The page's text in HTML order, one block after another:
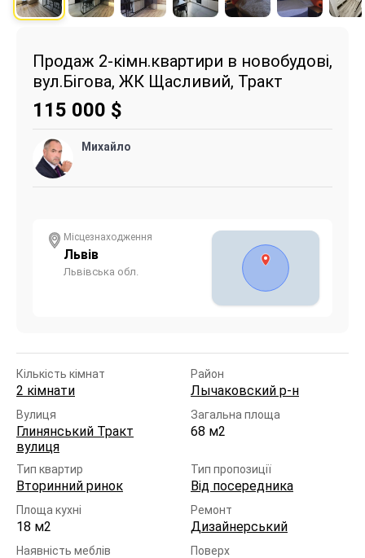
Продаж 2-кімн.квартири в новобудові,
вул.Бігова, ЖК Щасливий, Тракт
115 000 $
Михайло
Місцезнаходження
Львів
Львівська обл.
Кількість кімнат
2 кімнати
Район
Лычаковский р-н
Вулиця
Глинянський Тракт
вулиця
Загальна площа
68 м2
Тип квартир
Вторинний ринок
Тип пропозиції
Від посередника
Площа кухні
18 м2
Ремонт
Дизайнерський
Наявність меблів Поверх